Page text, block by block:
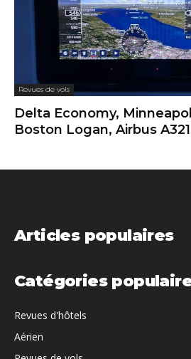
Revues de vols
Delta Economy,
Boston Logan, Airbus
Articles populaires
Catégories
Revues d'hôtels
Aérien